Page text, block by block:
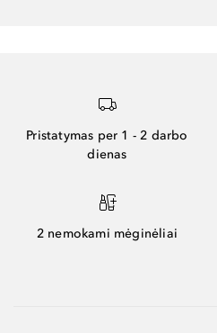
Pristatymas per 1 - 2 darbo
dienas
2 nemokami mėginėliai